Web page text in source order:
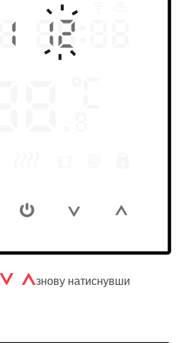
Á Âзнову натиснувши